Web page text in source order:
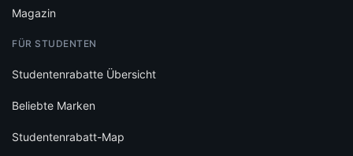
Magazin
FÜR STUDENTEN
Studentenrabatte Übersicht
Beliebte Marken
Studentenrabatt-Map